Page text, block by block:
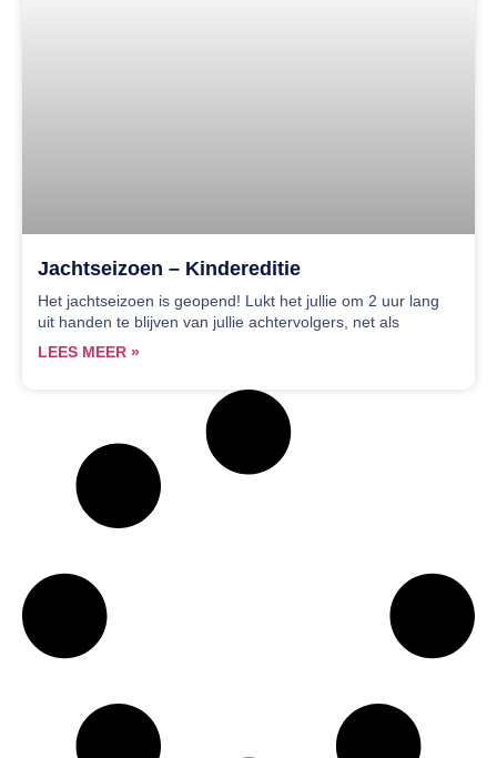
Jachtseizoen – Kindereditie
Het jachtseizoen is geopend! Lukt het jullie om 2 uur lang
uit handen te blijven van jullie achtervolgers, net als
LEES MEER »